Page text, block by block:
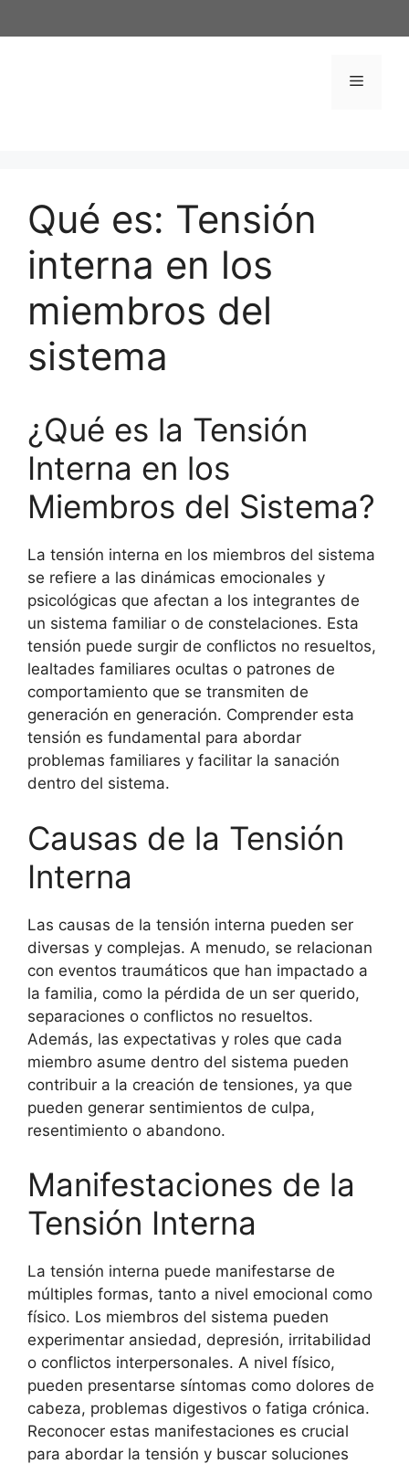
al
Menú
Qué es: Tensión
interna en los
miembros del
sistema
¿Qué es la Tensión
Interna en los
Miembros del Sistema?
La tensión interna en los miembros del sistema
se refiere a las dinámicas emocionales y
psicológicas que afectan a los integrantes de
un sistema familiar o de constelaciones. Esta
tensión puede surgir de conflictos no resueltos,
lealtades familiares ocultas o patrones de
comportamiento que se transmiten de
generación en generación. Comprender esta
tensión es fundamental para abordar
problemas familiares y facilitar la sanación
dentro del sistema.
Causas de la Tensión
Interna
Las causas de la tensión interna pueden ser
diversas y complejas. A menudo, se relacionan
con eventos traumáticos que han impactado a
la familia, como la pérdida de un ser querido,
separaciones o conflictos no resueltos.
Además, las expectativas y roles que cada
miembro asume dentro del sistema pueden
contribuir a la creación de tensiones, ya que
pueden generar sentimientos de culpa,
resentimiento o abandono.
Manifestaciones de la
Tensión Interna
La tensión interna puede manifestarse de
múltiples formas, tanto a nivel emocional como
físico. Los miembros del sistema pueden
experimentar ansiedad, depresión, irritabilidad
o conflictos interpersonales. A nivel físico,
pueden presentarse síntomas como dolores de
cabeza, problemas digestivos o fatiga crónica.
Reconocer estas manifestaciones es crucial
para abordar la tensión y buscar soluciones